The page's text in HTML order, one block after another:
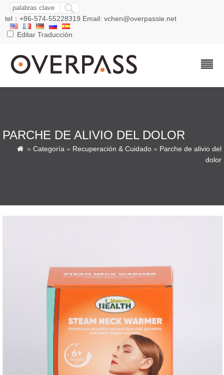
tel：+86-574-55228319 Email: vchen@overpassie.net
Editar Traducción
PARCHE DE ALIVIO DEL DOLOR
 » Categoría » Recuperación & Cuidado » Parche de alivio del
dolor